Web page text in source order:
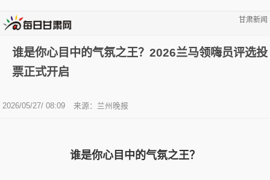
甘肃新闻
谁是你心目中的气氛之王？2026兰马领嗨员评选投
票正式开启
2026/05/27/ 08:09 来源：兰州晚报
谁是你心目中的气氛之王？